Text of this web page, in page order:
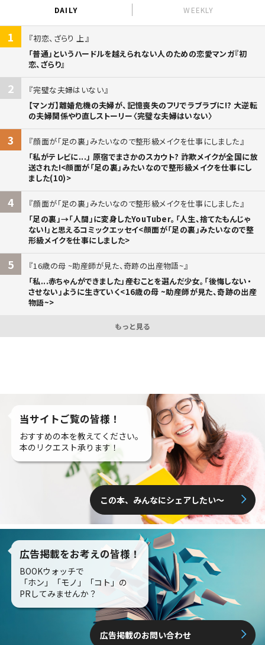
DAILY WEEKLY
1
初恋、ざらり 上
「普通」というハードルを越えられない人のための恋愛マンガ『初
恋、ざらり』
2
完璧な夫婦はいない
【マンガ】離婚危機の夫婦が、記憶喪失のフリでラブラブに!? 大逆転
の夫婦関係やり直しストーリー〈完璧な夫婦はいない〉
3
顔面が「足の裏」みたいなので整形級メイクを仕事にしました
「私がテレビに...」 原宿でまさかのスカウト? 詐欺メイクが全国に放
送された!<顔面が「足の裏」みたいなので整形級メイクを仕事にし
ました(10)>
4
顔面が「足の裏」みたいなので整形級メイクを仕事にしました
「足の裏」→「人間」に変身したYouTuber。「人生、捨てたもんじゃ
ない!」と思えるコミックエッセイ<顔面が「足の裏」みたいなので整
形級メイクを仕事にしました>
5
16歳の母 ~助産師が見た、奇跡の出産物語~
「私...赤ちゃんができました」――産むことを選んだ少女。「後悔しない・
させない」ように生きていく<16歳の母 ~助産師が見た、奇跡の出産
物語~>
もっと見る
当サイトご覧の皆様！
おすすめの本を教えてください。
本のリクエスト承ります！
この本、みんなにシェアしたい〜
広告掲載をお考えの皆様！
BOOKウォッチで
「ホン」「モノ」「コト」の
PRしてみませんか？
広告掲載のお問い合わせ